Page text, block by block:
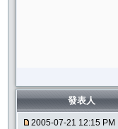
發表人
2005-07-21 12:15 PM